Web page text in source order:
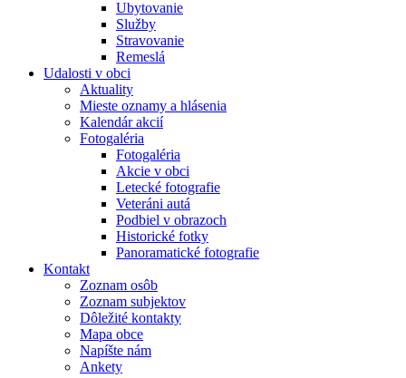
Ubytovanie
Služby
Stravovanie
Remeslá
Udalosti v obci
Aktuality
Mieste oznamy a hlásenia
Kalendár akcií
Fotogaléria
Fotogaléria
Akcie v obci
Letecké fotografie
Veteráni autá
Podbiel v obrazoch
Historické fotky
Panoramatické fotografie
Kontakt
Zoznam osôb
Zoznam subjektov
Dôležité kontakty
Mapa obce
Napíšte nám
Ankety